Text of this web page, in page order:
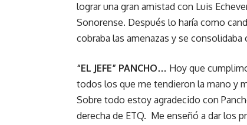
lograr una gran amistad con Luis
Sonorense. Después lo haría como
cobraba las amenazas y se
“EL JEFE” PANCHO… Hoy que
todos los que me tendieron la mano y
Sobre todo estoy agradecido con
derecha de ETQ. Me enseñó a dar los